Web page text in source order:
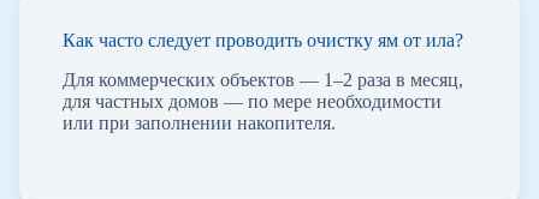
Как часто следует проводить очистку ям от ила?
Для коммерческих объектов — 1–2 раза в месяц,
для частных домов — по мере необходимости
или при заполнении накопителя.